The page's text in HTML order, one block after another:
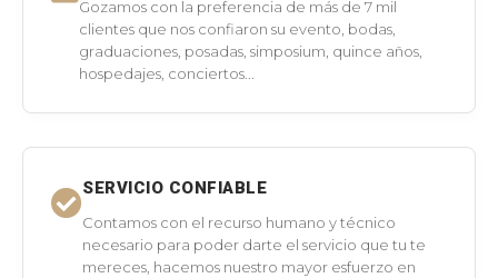
Gozamos con la preferencia de más de 7 mil
clientes que nos confiaron su evento, bodas,
graduaciones, posadas, simposium, quince años,
hospedajes, conciertos...
SERVICIO CONFIABLE
Contamos con el recurso humano y técnico
necesario para poder darte el servicio que tu te
mereces, hacemos nuestro mayor esfuerzo en